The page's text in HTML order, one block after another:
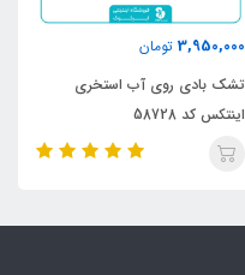
3,950,000 تومان
تشک بادی روی آب استخری
اینتکس کد 58728